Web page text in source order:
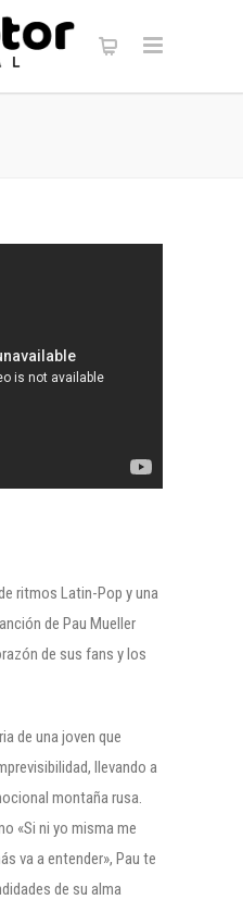
ritmos Latin-Pop y una
de Pau Mueller
de sus fans y los
de una joven que
llevando a
montaña rusa.
«Si ni yo misma me
va a entender», Pau te
de su alma